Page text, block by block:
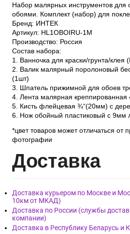
Набор малярных инструментов для
обоями. Комплект (набор) для
Бренд: ИНТЕК
Артикул: HL1OBOIRU-1M
Производство: Россия
Состав набора:
1. Ванночка для краски/грунта/
2. Валик малярный поролоновый
(1шт)
3. Шпатель прижимной для обоев
4. Лента малярная
5. Кисть флейцевая ¾“(20мм) с
6. Нож обойный пластиковый с 9мм
*цвет товаров может отличаться от
фотографии
Доставка
Доставка курьером по Москве и
10км от МКАД)
Доставка по России (службы
компании)
Доставка в Республику Беларусь и